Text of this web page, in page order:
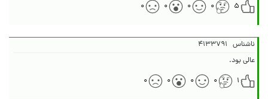
۵
۰ ۰ ۰ ۰
ناشناس ۴۱۳۳۷۹۱
عالی بود.
۱
۰ ۰ ۰ ۰